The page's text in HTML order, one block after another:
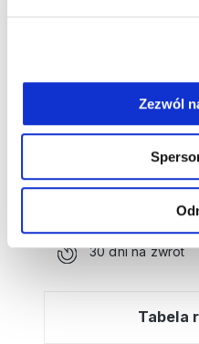
Zezwól
Potrzebujesz
zamówienia?
Kliknij tutaj, a
kroku!
Bezpłatna
Wysyłamy w 2-3
30 dni na zwrot
Tabela